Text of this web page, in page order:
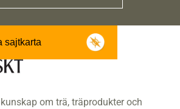
sajtkarta
om trä, träprodukter och